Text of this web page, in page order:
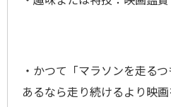
・かつて「マラソンを走る
あるなら走り続けるより映